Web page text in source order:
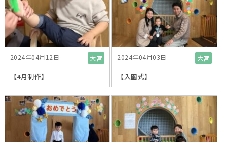
大宮
2024年04月12日
【4月制作】
大宮
2024年04月03日
【入園式】